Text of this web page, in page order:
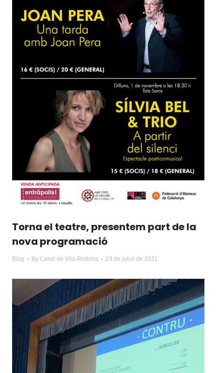
Torna el teatre, presentem part de la
nova programació
Blog By Casal de Vila-Rodona 23 de juliol de 2021